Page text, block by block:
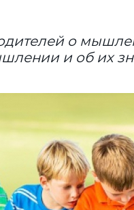
о
и об их